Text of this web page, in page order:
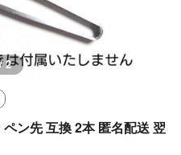
2
ン先 互換 2本 匿名配送 翌